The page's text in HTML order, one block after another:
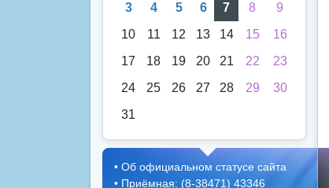
3
4 5 6 7 8
9
10
11 12 13 14 15
16
17
18 19 20 21 22
23
24
25 26 27 28 29
30
31
• Об официальном статусе сайта
• Приёмная: (8-38471) 43346